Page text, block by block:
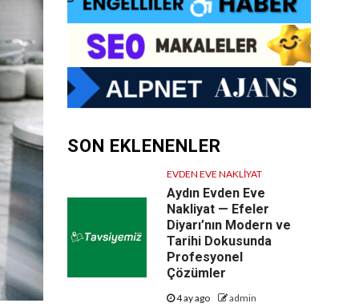
SON EKLENENLER
EVDEN EVE NAKLIYAT
Aydın Evden Eve
Nakliyat — Efeler
Diyarı’nın Modern ve
Tarihi Dokusunda
Profesyonel
Çözümler
4 ay ago admin